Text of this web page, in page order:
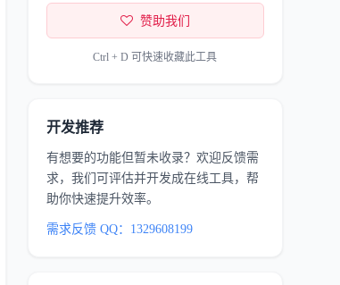
赞助我们
Ctrl + D 可快速收藏此工具
开发推荐
有想要的功能但暂未收录？欢迎反馈需
求，我们可评估并开发成在线工具，帮
助你快速提升效率。
需求反馈 QQ：1329608199